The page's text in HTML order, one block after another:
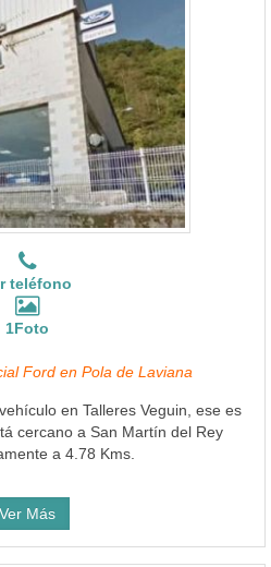
teléfono
1Foto
Ford en Pola de Laviana
en Talleres Veguin, ese es
cercano a San Martín del Rey
a 4.78 Kms.
Ver Más